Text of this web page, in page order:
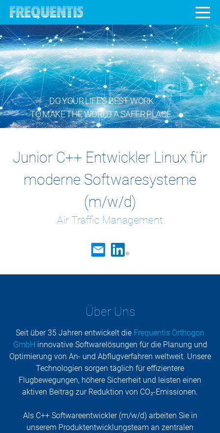
DO YOUR LIFE’S BEST WORK
TO MAKE THE WORLD A SAFER PLACE.
Junior C++ Entwickler Linux für
moderne Softwaresysteme
(m/w/d)
Air Traffic Management
Über Uns
Seit über 35 Jahren entwickelt die Frequentis Orthogon
GmbH innovative Softwarelösungen für die Planung und
Optimierung von An- und Abflugverfahren weltweit. Unsere
Technologien sorgen täglich für effizientere
Flugbewegungen, höhere Sicherheit und leisten einen
aktiven Beitrag zur Reduktion von CO₂-Emissionen.
Als C++ Softwareentwickler (m/w/d) arbeiten Sie in
unserem Produktentwicklungsteam an zentralen